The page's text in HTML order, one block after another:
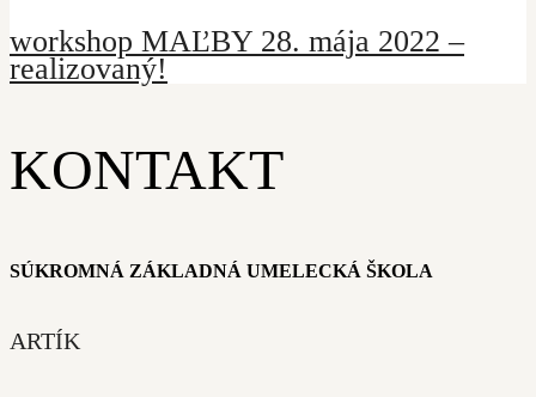
workshop MAĽBY 28. mája 2022 –
realizovaný!
KONTAKT
SÚKROMNÁ ZÁKLADNÁ UMELECKÁ ŠKOLA
ARTÍK